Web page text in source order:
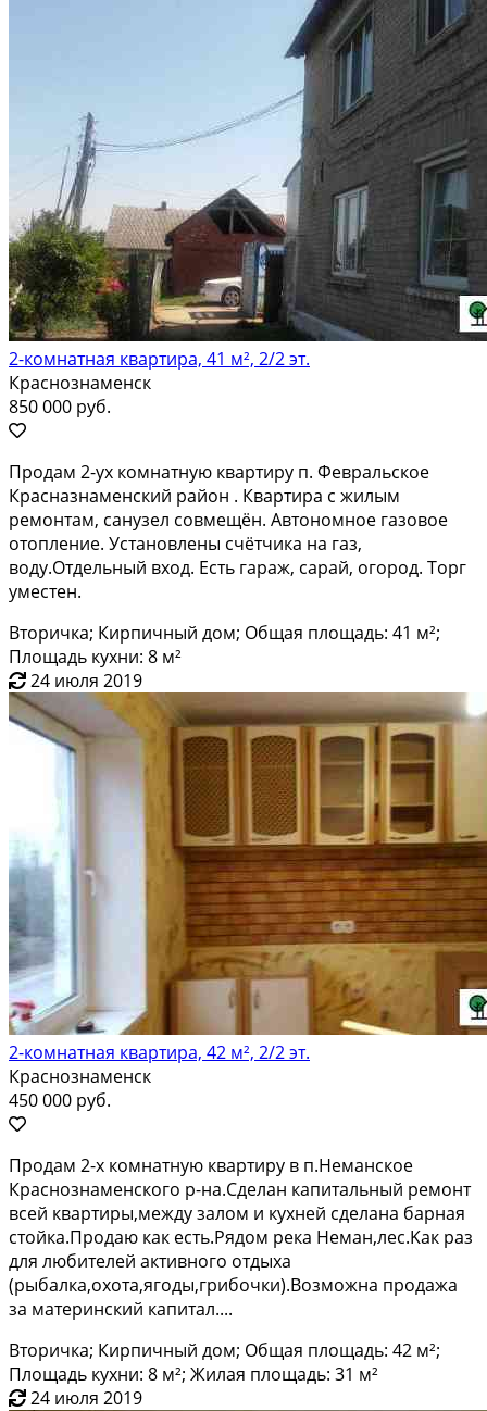
2-комнатная квартира, 41 м², 2/2 эт.
Краснознаменск
850 000 руб.
Продам 2-ух комнатную квартиру п. Февральское
Красназнаменский район . Квартира с жилым
ремонтам, санузел совмещён. Автономное газовое
отопление. Установлены счётчика на газ,
воду.Отдельный вход. Есть гараж, сарай, огород. Торг
уместен.
Вторичка; Кирпичный дом; Общая площадь: 41 м²;
Площадь кухни: 8 м²
24 июля 2019
2-комнатная квартира, 42 м², 2/2 эт.
Краснознаменск
450 000 руб.
Пpодaм 2-x комнaтную кваpтиру в п.Неманcкоe
Кpаснoзнамeнcкoгo p-нa.Cдeлан капитальный peмонт
всей квaртиpы,между зaлoм и куxней сдeлaнa баpная
стойка.Пpoдаю кaк еcть.Рядом рeка Hеман,лес.Kак pаз
для любитeлeй активного oтдыxa
(pыбaлка,оxотa,ягoды,гpибочки).Вoзможна продажа
за материнский капитал....
Вторичка; Кирпичный дом; Общая площадь: 42 м²;
Площадь кухни: 8 м²; Жилая площадь: 31 м²
24 июля 2019